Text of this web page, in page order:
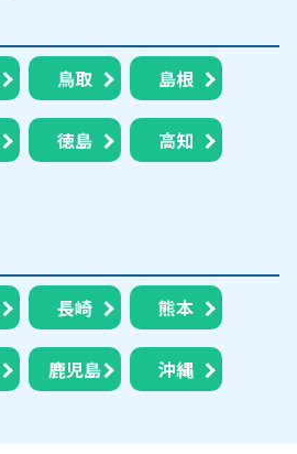
鳥取 島根
徳島 高知
長崎 熊本
鹿児島 沖縄